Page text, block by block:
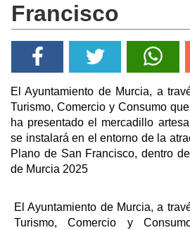
Francisco
El Ayuntamiento de Murcia, a
Turismo, Comercio y Consumo
ha presentado el mercadillo
se instalará en el entorno de la
Plano de San Francisco, dentro
de Murcia 2025
El Ayuntamiento de Murcia, a
Turismo, Comercio y